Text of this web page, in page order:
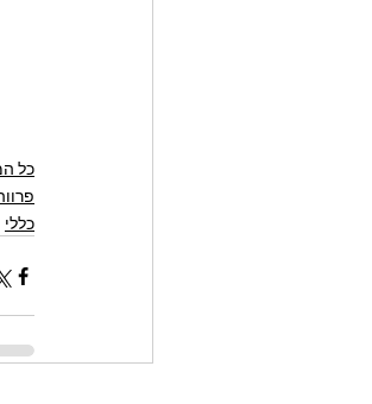
כל
כללי